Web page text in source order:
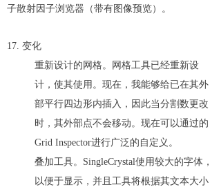
子散射因子浏览器（带有图像预览）。
17. 变化
重新设计的网格。网格工具已经重新设
计，使其使用。现在，我能够给已在其外
部平行四边形内插入，因此当分割数更改
时，其外部点不会移动。现在可以通过的
Grid Inspector进行广泛的自定义。
叠加工具。SingleCrystal使用较大的字体，
以便于显示，并且工具将根据其文本大小